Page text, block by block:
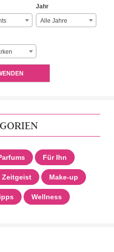
Jahr
Alle Jahre
Für Ihn
Zeitgeist Make-up
Wellness